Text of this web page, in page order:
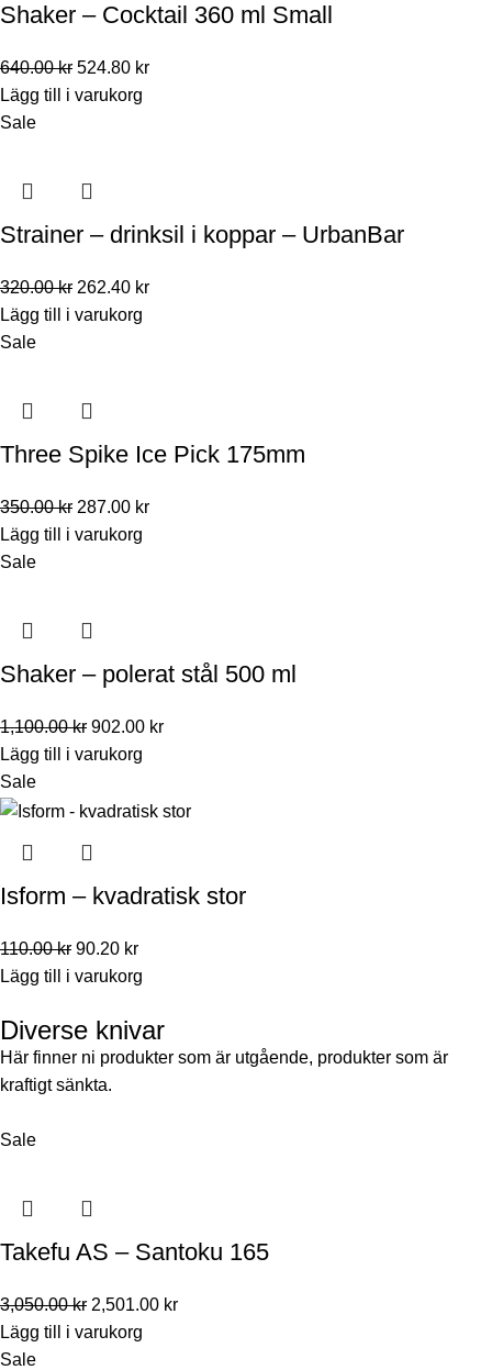
Shaker – Cocktail 360 ml Small
640.00kr 524.80 kr
Lägg till i varukorg
Sale
Strainer – drinksil i koppar – UrbanBar
320.00kr 262.40 kr
Lägg till i varukorg
Sale
Three Spike Ice Pick 175mm
350.00kr 287.00 kr
Lägg till i varukorg
Sale
Shaker – polerat stål 500 ml
1,100.00kr 902.00 kr
Lägg till i varukorg
Sale
Isform – kvadratisk stor
110.00kr 90.20 kr
Lägg till i varukorg
Diverse knivar
Här finner ni produkter som är utgående, produkter som är
kraftigt sänkta.
Sale
Takefu AS – Santoku 165
3,050.00kr 2,501.00 kr
Lägg till i varukorg
Sale